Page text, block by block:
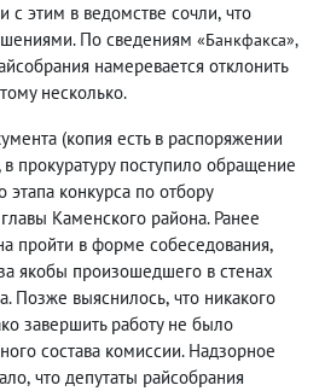
с этим в ведомстве сочли, что
По сведениям «Банкфакса»,
намеревается отклонить
несколько.
(копия есть в распоряжении
прокуратуру поступило обращение
этапа конкурса по отбору
Каменского района. Ранее
пройти в форме собеседования,
якобы произошедшего в стенах
Позже выяснилось, что никакого
завершить работу не было
состава комиссии. Надзорное
, что депутаты райсобрания